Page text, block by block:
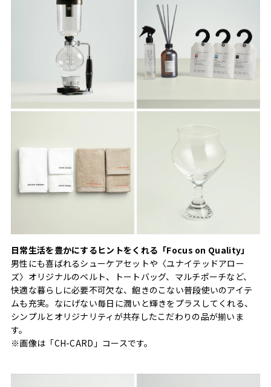
日常生活を豊かにするヒントをくれる「Focus on Quality」
男性にも喜ばれるシューケアセットや〈ユナイテッドアロー
ズ〉オリジナルのベルト、トートバッグ、マルチポーチなど、
快適な暮らしに必要不可欠な、飽きのこない普段使いのアイテ
ムも充実。なにげない毎日に潤いと輝きをプラスしてくれる、
シンプルとオリジナリティが共存したこだわりの品が揃いま
す。
※画像は「CH-CARD」コースです。